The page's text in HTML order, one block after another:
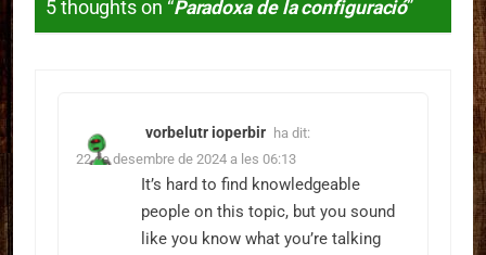
5 thoughts on “Paradoxa de la configuració”
vorbelutr ioperbir ha dit:
22 de desembre de 2024 a les 06:13
It’s hard to find knowledgeable
people on this topic, but you sound
like you know what you’re talking